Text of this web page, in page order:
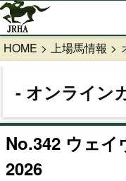
HOME 上場馬情報
オンライン
No.342 ウェ
2026